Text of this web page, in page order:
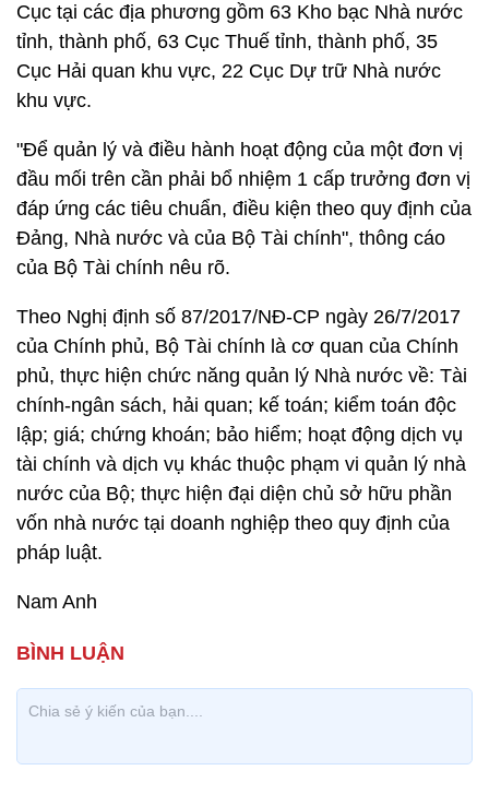
Cục tại các địa phương gồm 63 Kho bạc Nhà nước
tỉnh, thành phố, 63 Cục Thuế tỉnh, thành phố, 35
Cục Hải quan khu vực, 22 Cục Dự trữ Nhà nước
khu vực.
"Để quản lý và điều hành hoạt động của một đơn vị
đầu mối trên cần phải bổ nhiệm 1 cấp trưởng đơn vị
đáp ứng các tiêu chuẩn, điều kiện theo quy định của
Đảng, Nhà nước và của Bộ Tài chính", thông cáo
của Bộ Tài chính nêu rõ.
Theo Nghị định số 87/2017/NĐ-CP ngày 26/7/2017
của Chính phủ, Bộ Tài chính là cơ quan của Chính
phủ, thực hiện chức năng quản lý Nhà nước về: Tài
chính-ngân sách, hải quan; kế toán; kiểm toán độc
lập; giá; chứng khoán; bảo hiểm; hoạt động dịch vụ
tài chính và dịch vụ khác thuộc phạm vi quản lý nhà
nước của Bộ; thực hiện đại diện chủ sở hữu phần
vốn nhà nước tại doanh nghiệp theo quy định của
pháp luật.
Nam Anh